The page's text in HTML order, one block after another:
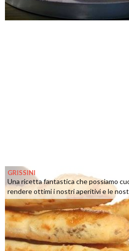
GRISSINI
Una ricetta fantastica che possiamo
rendere ottimi i nostri aperitivi e le